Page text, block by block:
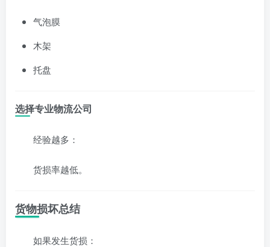
气泡膜
木架
托盘
选择专业物流公司
经验越多：
货损率越低。
货物损坏总结
如果发生货损：